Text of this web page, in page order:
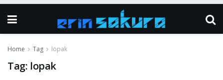
Home Tag lopak
Tag: lopak